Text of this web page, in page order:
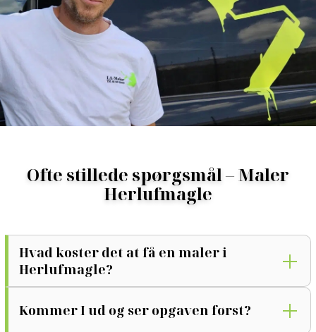
Ofte stillede spørgsmål – Maler
Herlufmagle
Hvad koster det at få en maler i
Herlufmagle?
Kommer I ud og ser opgaven først?